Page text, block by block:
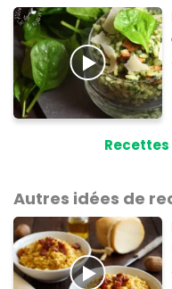
Autres idées de